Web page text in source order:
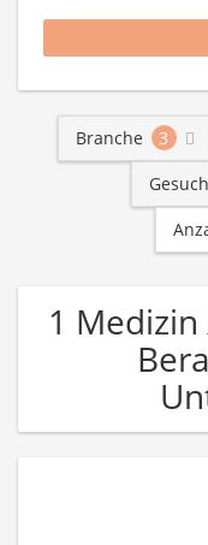
Branche 3
1